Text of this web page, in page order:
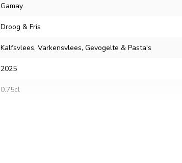
Gamay
Droog & Fris
Kalfsvlees, Varkensvlees, Gevogelte & Pasta's
2025
0.75cl